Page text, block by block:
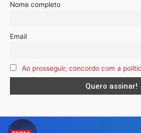
Nome completo
Email
Ao prosseguir, concordo com a